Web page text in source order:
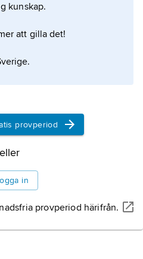
kunskap.
att gilla det!
provperiod
eller
in
provperiod härifrån.